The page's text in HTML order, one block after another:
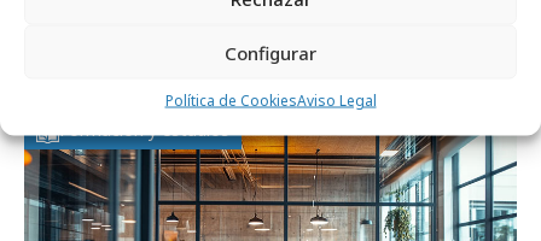
Configurar
Política de CookiesAviso Legal